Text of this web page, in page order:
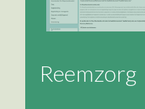
Reemzorg